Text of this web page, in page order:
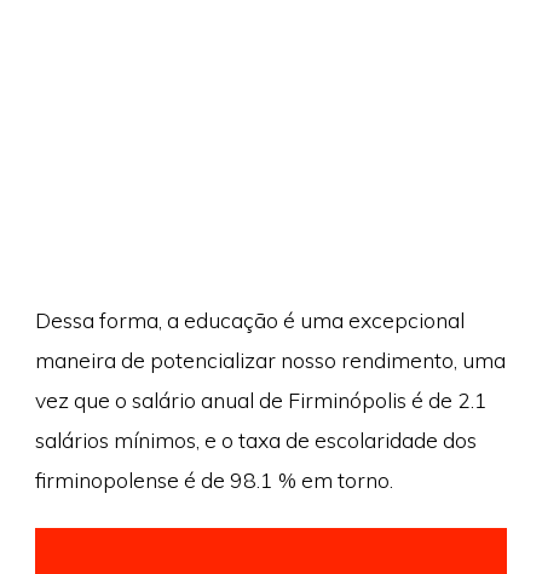
Dessa forma, a educação é uma excepcional
maneira de potencializar nosso rendimento, uma
vez que o salário anual de Firminópolis é de 2.1
salários mínimos, e o taxa de escolaridade dos
firminopolense é de 98.1 % em torno.